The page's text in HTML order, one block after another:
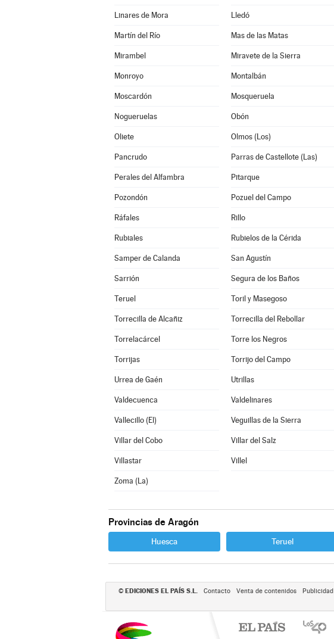
Linares de Mora Lledó
Martín del Río Mas de las Matas
Mirambel Miravete de la Sierra
Monroyo Montalbán
Moscardón Mosqueruela
Nogueruelas Obón
Oliete Olmos (Los)
Pancrudo Parras de Castellote (Las)
Perales del Alfambra Pitarque
Pozondón Pozuel del Campo
Ráfales Rillo
Rubiales Rubielos de la Cérida
Samper de Calanda San Agustín
Sarrión Segura de los Baños
Teruel Toril y Masegoso
Torrecilla de Alcañiz Torrecilla del Rebollar
Torrelacárcel Torre los Negros
Torrijas Torrijo del Campo
Urrea de Gaén Utrillas
Valdecuenca Valdelinares
Vallecillo (El) Veguillas de la Sierra
Villar del Cobo Villar del Salz
Villastar Villel
Zoma (La)
Provincias de Aragón
Huesca Teruel
© EDICIONES EL PAÍS S.L. Contacto Venta de contenidos Publicidad